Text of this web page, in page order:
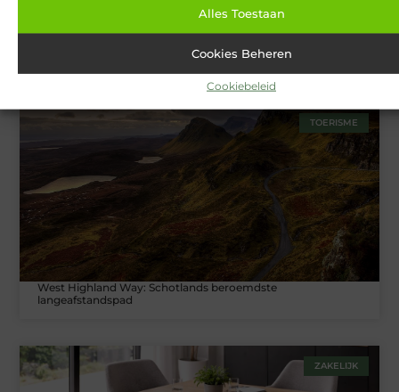
Alles Toestaan
Cookies Beheren
Cookiebeleid
Van Lennep Kliniek: Expertise en esthetiek in perfecte balans
TOERISME
West Highland Way: Schotlands beroemdste
langeafstandspad
ZAKELIJK